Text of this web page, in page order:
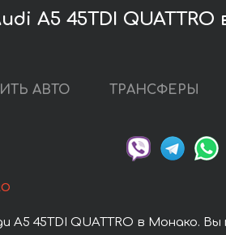
A5 45TDI QUATTRO
АВТО ТРАНСФЕРЫ
45TDI QUATTRO в Монако.